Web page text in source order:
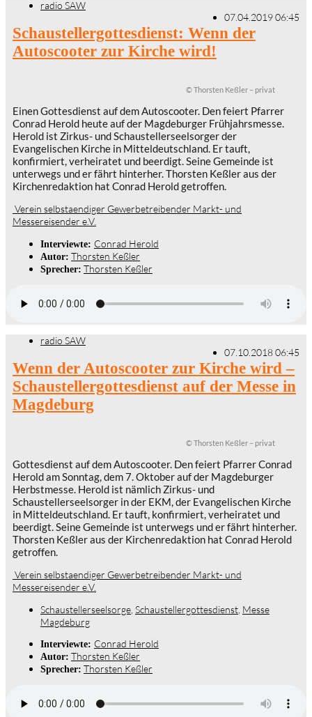
radio SAW
07.04.2019 06:45
Schaustellergottesdienst: Wenn der
Autoscooter zur Kirche wird!
© Thorsten Keßler – privat
Einen Gottesdienst auf dem Autoscooter. Den feiert Pfarrer
Conrad Herold heute auf der Magdeburger Frühjahrsmesse.
Herold ist Zirkus- und Schaustellerseelsorger der
Evangelischen Kirche in Mitteldeutschland. Er tauft,
konfirmiert, verheiratet und beerdigt. Seine Gemeinde ist
unterwegs und er fährt hinterher. Thorsten Keßler aus der
Kirchenredaktion hat Conrad Herold getroffen.
Verein selbstaendiger Gewerbetreibender Markt- und
Messereisender e.V.
Interviewte: Conrad Herold
Autor: Thorsten Keßler
Sprecher: Thorsten Keßler
radio SAW
07.10.2018 06:45
Wenn der Autoscooter zur Kirche wird –
Schaustellergottesdienst auf der Messe in
Magdeburg
© Thorsten Keßler – privat
Gottesdienst auf dem Autoscooter. Den feiert Pfarrer Conrad
Herold am Sonntag, dem 7. Oktober auf der Magdeburger
Herbstmesse. Herold ist nämlich Zirkus- und
Schaustellerseelsorger in der EKM, der Evangelischen Kirche
in Mitteldeutschland. Er tauft, konfirmiert, verheiratet und
beerdigt. Seine Gemeinde ist unterwegs und er fährt hinterher.
Thorsten Keßler aus der Kirchenredaktion hat Conrad Herold
getroffen.
Verein selbstaendiger Gewerbetreibender Markt- und
Messereisender e.V.
Schaustellerseelsorge Schaustellergottesdienst Messe
Magdeburg
Interviewte: Conrad Herold
Autor: Thorsten Keßler
Sprecher: Thorsten Keßler